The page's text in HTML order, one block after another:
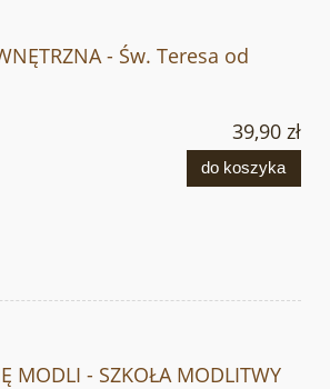
- Św. Teresa od
39,90 zł
do koszyka
MODLI - SZKOŁA MODLITWY